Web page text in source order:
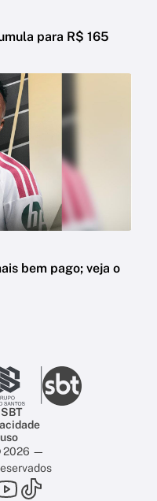
para R$ 165
bem pago; veja o
2026 —